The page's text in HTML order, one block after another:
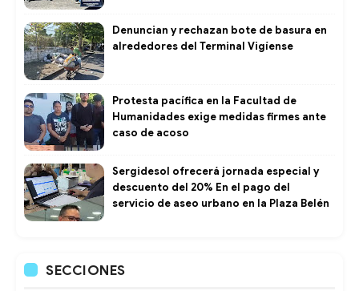
Denuncian y rechazan bote de basura en
alrededores del Terminal Vigíense
Protesta pacífica en la Facultad de
Humanidades exige medidas firmes ante
caso de acoso
Sergidesol ofrecerá jornada especial y
descuento del 20% En el pago del
servicio de aseo urbano en la Plaza Belén
SECCIONES